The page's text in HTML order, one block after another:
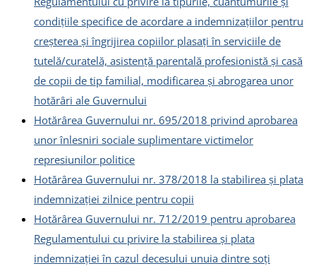
condițiile specifice de acordare a indemnizațiilor pentru
creșterea și îngrijirea copiilor plasați în serviciile de
tutelă/curatelă, asistență parentală profesionistă și casă
de copii de tip familial, modificarea și abrogarea unor
hotărâri ale Guvernului
Hotărârea Guvernului nr. 695/2018 privind aprobarea
unor înlesniri sociale suplimentare victimelor
represiunilor politice
Hotărârea Guvernului nr. 378/2018 la stabilirea și plata
indemnizației zilnice pentru copii
Hotărârea Guvernului nr. 712/2019 pentru aprobarea
Regulamentului cu privire la stabilirea și plata
indemnizației în cazul decesului unuia dintre soți